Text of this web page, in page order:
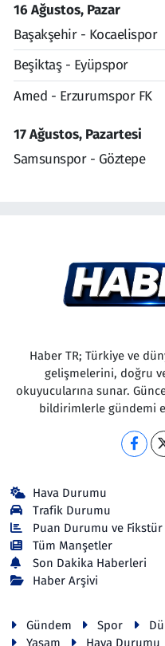
16 Ağustos, Pazar
Başakşehir - Kocaelispor
Beşiktaş - Eyüpspor
Amed - Erzurumspor FK
17 Ağustos, Pazartesi
Samsunspor - Göztepe
Haber TR; Türkiye ve
gelişmelerini, doğru
okuyucularına sunar.
bildirimlerle gündemi
Hava Durumu
Trafik Durumu
Puan Durumu ve Fikstür
Tüm Manşetler
Son Dakika Haberleri
Haber Arşivi
Gündem Spor
Yaşam
Hava Durumu